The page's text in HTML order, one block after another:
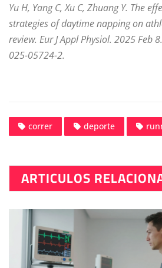
Yu H, Yang C, Xu C, Zhuang Y. The
strategies of daytime napping on
review. Eur J Appl Physiol. 2025 Feb
025-05724-2.
correr deporte
ARTICULOS